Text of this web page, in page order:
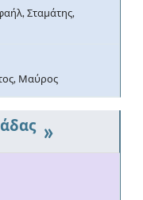
Σταμάτης,
Μαύρος
»